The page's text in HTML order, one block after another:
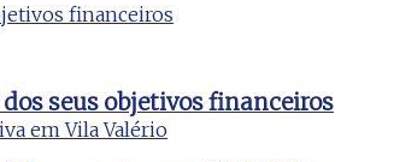
seus objetivos financeiros